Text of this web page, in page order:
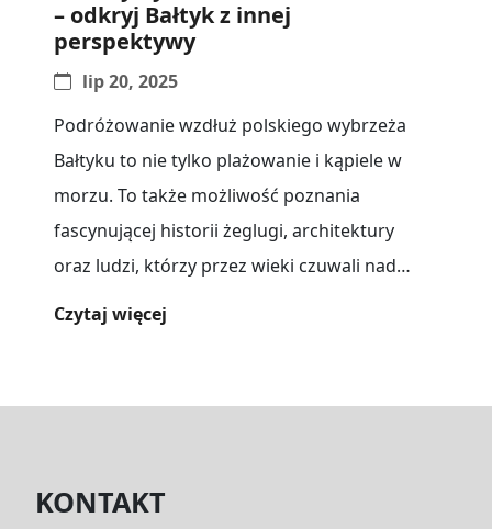
– odkryj Bałtyk z innej
perspektywy
lip 20, 2025
Podróżowanie wzdłuż polskiego wybrzeża
Bałtyku to nie tylko plażowanie i kąpiele w
morzu. To także możliwość poznania
fascynującej historii żeglugi, architektury
oraz ludzi, którzy przez wieki czuwali nad
Czytaj więcej
KONTAKT